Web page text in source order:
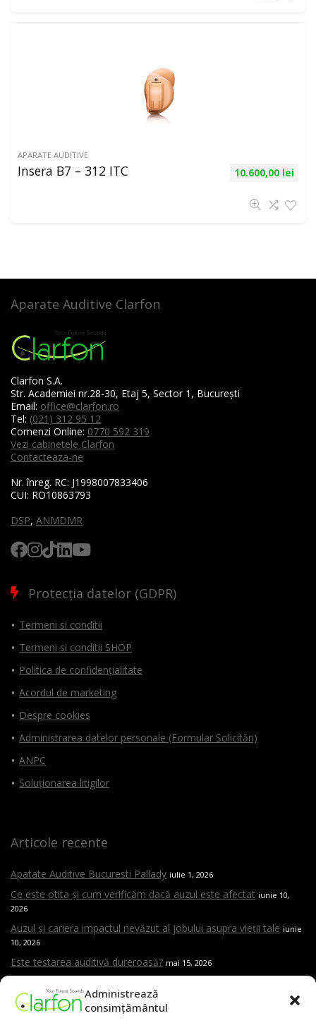
Administrează
consimțământul
APARATE AUDITIVE
Insera B7 – 312 ITC 10.600,00 lei
Aparate Auditive Clarfon
Clarfon S.A.
Str. Academiei nr.28-30, Etaj 5, Sector 1, București
Email: office@clarfon.ro
Tel: (021) 312 95 12
Comenzi Online: 0770 592 319
Vezi cabinetele Clarfon
Contacteaza-ne
Nr. înreg. RC: J1998007833406
CUI: RO10863793
DSP, ANMDMR
Protecția datelor (GDPR)
Termeni si conditii
Termeni si conditii SHOP
Politica de confidențialitate
Acordul de marketing
Despre cookies
Administrarea datelor personale (Formular Solicitări)
ANPC
Soluționarea litigilor
Articole recente
Apatate Auditive Bucuresti Pallady iulie 1, 2026
Ce este otita și cum verificăm dacă auzul este afectat iunie 10,
2026
Auzul și cariera impactul nevăzut al jobului asupra vieții tale iunie
10, 2026
Este testarea auditivă dureroasă? mai 15, 2026
2026
Cand trebuie sa mergi la ORL